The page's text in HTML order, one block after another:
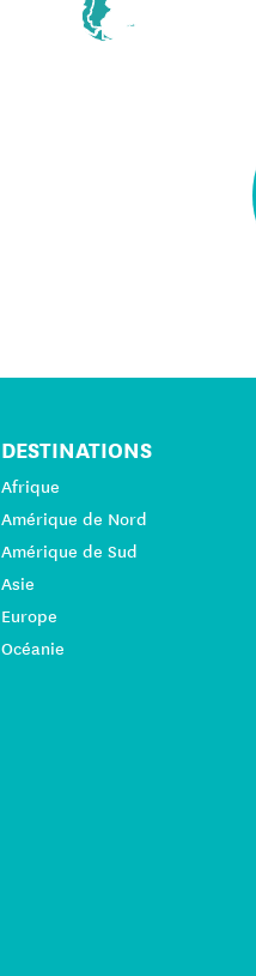
DESTINATIONS
Afrique
Amérique de Nord
Amérique de Sud
Asie
Europe
Océanie